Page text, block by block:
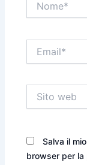
web
Salva il
browser per la